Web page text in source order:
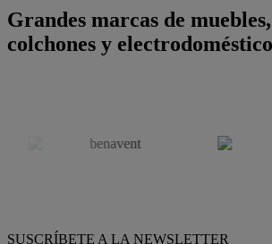
Grandes marcas de
colchones y
SUSCRÍBETE A LA NEWSLETTER